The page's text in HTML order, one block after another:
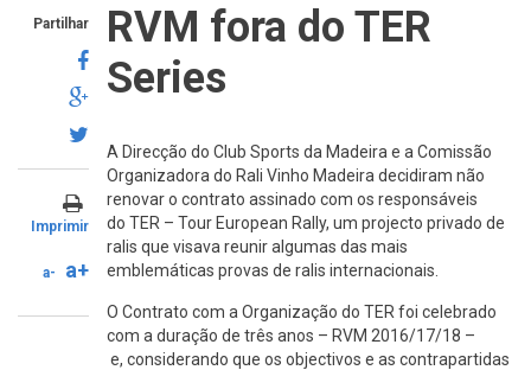
Partilhar
Imprimir
a- a+
RVM fora do TER
Series
A Direcção do Club Sports da Madeira e a Comissão
Organizadora do Rali Vinho Madeira decidiram não
renovar o contrato assinado com os responsáveis
do TER – Tour European Rally, um projecto privado de
ralis que visava reunir algumas das mais
emblemáticas provas de ralis internacionais.
O Contrato com a Organização do TER foi celebrado
com a duração de três anos – RVM 2016/17/18 –
e, considerando que os objectivos e as contrapartidas